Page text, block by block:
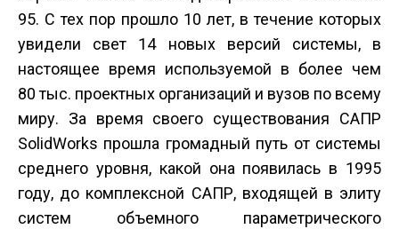
95. С тех пор прошло 10 лет, в течение которых
увидели свет 14 новых версий системы, в
настоящее время используемой в более чем
80 тыс. проектных организаций и вузов по всему
миру. За время своего существования САПР
SolidWorks прошла громадный путь от системы
среднего уровня, какой она появилась в 1995
году, до комплексной САПР, входящей в элиту
систем объемного параметрического